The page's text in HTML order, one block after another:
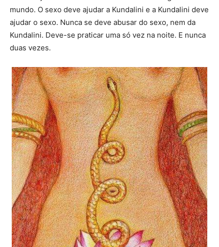
mundo. O sexo deve ajudar a Kundalini e a Kundalini deve
ajudar o sexo. Nunca se deve abusar do sexo, nem da
Kundalini. Deve-se praticar uma só vez na noite. E nunca
duas vezes.